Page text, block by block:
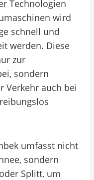
Technologien
wird
schnell und
werden. Diese
zur
sondern
Verkehr auch bei
umfasst nicht
sondern
Splitt, um